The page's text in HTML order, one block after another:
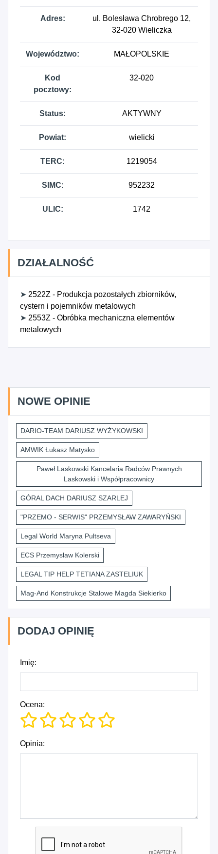
Adres:
ul. Bolesława Chrobrego 12,
32-020 Wieliczka
Województwo: MAŁOPOLSKIE
Kod
pocztowy:
32-020
Status: AKTYWNY
Powiat: wielicki
TERC: 1219054
SIMC: 952232
ULIC: 1742
DZIAŁALNOŚĆ
➤ 2522Z - Produkcja pozostałych zbiorników,
cystern i pojemników metalowych
➤ 2553Z - Obróbka mechaniczna elementów
metalowych
NOWE OPINIE
DARIO-TEAM DARIUSZ WYŻYKOWSKI
AMWIK Łukasz Matysko
Paweł Laskowski Kancelaria Radców Prawnych
Laskowski i Współpracownicy
GÓRAL DACH DARIUSZ SZARLEJ
"PRZEMO - SERWIS" PRZEMYSŁAW ZAWARYŃSKI
Legal World Maryna Pultseva
ECS Przemysław Kolerski
LEGAL TIP HELP TETIANA ZASTELIUK
Mag-And Konstrukcje Stalowe Magda Siekierko
DODAJ OPINIĘ
Imię:
Ocena:
Opinia: